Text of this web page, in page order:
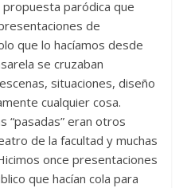
propuesta paródica que
de
que lo hacíamos desde
se cruzaban
situaciones, diseño
cualquier cosa.
“pasadas” eran otros
de la facultad y muchas
once presentaciones
que hacían cola para